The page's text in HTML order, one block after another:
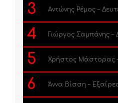
3 Αντώνης Ρέμος –
4 Γιώργος Σαμπάνης –
5 Χρήστος Μάστορας
6 Άννα Βίσση –